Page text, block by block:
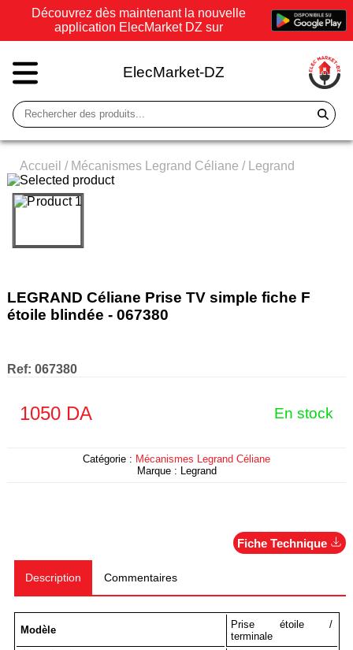
Découvrez dès maintenant la nouvelle
application ElecMarket DZ sur
ElecMarket-DZ
Accueil / Mécanismes Legrand Céliane / Legrand
LEGRAND Céliane Prise TV simple fiche F
étoile blindée - 067380
Ref: 067380
1050DA En stock
Catégorie : Mécanismes Legrand Céliane
Marque : Legrand
Fiche Technique
Description Commentaires
Modèle
Prise étoile /
terminale